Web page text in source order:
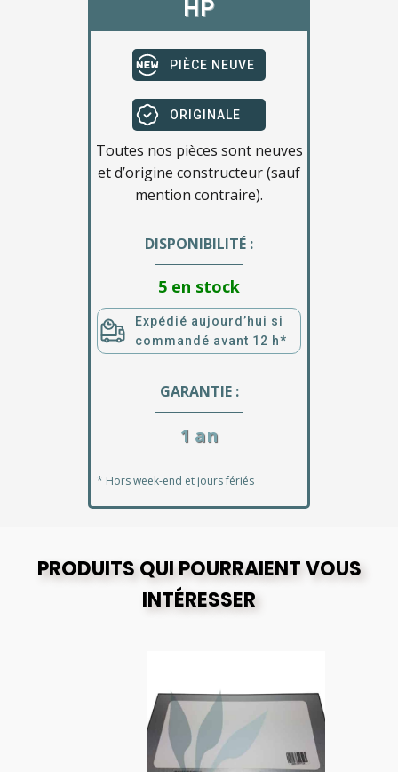
HP
PIÈCE NEUVE
ORIGINALE
Toutes nos pièces sont neuves
et d’origine constructeur (sauf
mention contraire).
DISPONIBILITÉ :
5 en stock
Expédié aujourd’hui si
commandé avant 12 h*
GARANTIE :
1 an
* Hors week-end et jours fériés
PRODUITS QUI POURRAIENT VOUS
INTÉRESSER